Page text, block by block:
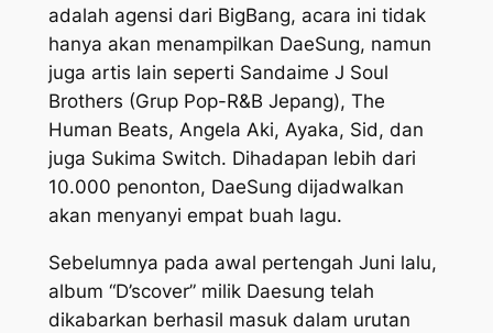
adalah agensi dari BigBang, acara ini tidak
hanya akan menampilkan DaeSung, namun
juga artis lain seperti Sandaime J Soul
Brothers (Grup Pop-R&B Jepang), The
Human Beats, Angela Aki, Ayaka, Sid, dan
juga Sukima Switch. Dihadapan lebih dari
10.000 penonton, DaeSung dijadwalkan
akan menyanyi empat buah lagu.
Sebelumnya pada awal pertengah Juni lalu,
album “D’scover” milik Daesung telah
dikabarkan berhasil masuk dalam urutan